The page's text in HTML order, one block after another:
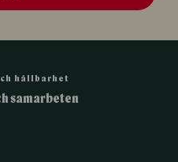
hållbarhet
samarbeten